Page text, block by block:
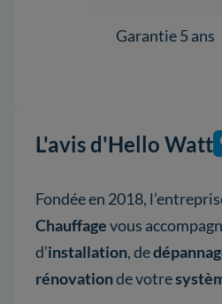
Garantie 5 ans
L'avis d'Hello Watt
Fondée en 2018,
Chauffagevous
d’installation, de
rénovationde votre